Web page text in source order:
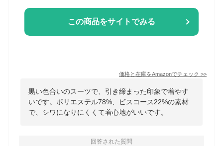
この商品をサイトでみる
価格と在庫をAmazonでチェック >>
黒い色合いのスーツで、引き締まった印象で着やす
いです。ポリエステル78%、ビスコース22%の素材
で、シワになりにくくて着心地がいいです。
回答された質問